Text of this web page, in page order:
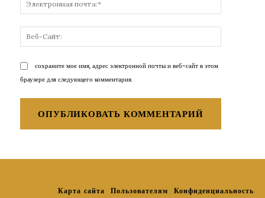
почта:*
Сайт:
сохраните мое имя, адрес электронной почты и веб-сайт в этом
браузере для следующего комментария.
Карта сайта Пользователям Конфиденциальность